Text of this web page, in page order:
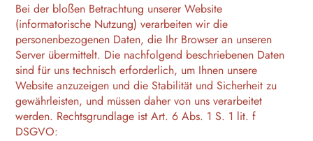
Bei der bloßen Betrachtung unserer Website
(informatorische Nutzung) verarbeiten wir die
personenbezogenen Daten, die Ihr Browser an unseren
Server übermittelt. Die nachfolgend beschriebenen Daten
sind für uns technisch erforderlich, um Ihnen unsere
Website anzuzeigen und die Stabilität und Sicherheit zu
gewährleisten, und müssen daher von uns verarbeitet
werden. Rechtsgrundlage ist Art. 6 Abs. 1 S. 1 lit. f
DSGVO: